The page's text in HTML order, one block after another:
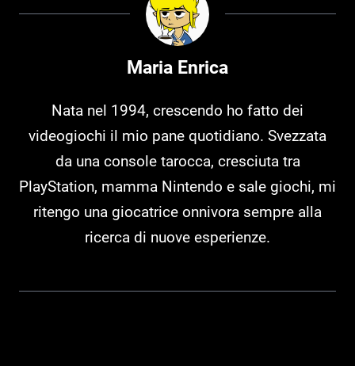
Maria Enrica
Nata nel 1994, crescendo ho fatto dei
videogiochi il mio pane quotidiano. Svezzata
da una console tarocca, cresciuta tra
PlayStation, mamma Nintendo e sale giochi, mi
ritengo una giocatrice onnivora sempre alla
ricerca di nuove esperienze.